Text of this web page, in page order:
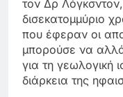
τον Δρ
δισεκατομμύριο
που έφεραν οι
μπορούσε να
για τη γεωλογική
διάρκεια της